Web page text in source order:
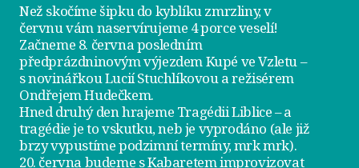
Než skočíme šipku do kyblíku zmrzliny, v
červnu vám naservírujeme 4 porce veselí!
Začneme 8. června posledním
předprázdninovým výjezdemKupé ve Vzletu–
s novinářkou Lucií Stuchlíkovou a režisérem
Ondřejem Hudečkem.
Hned druhý den hrajeme Tragédii Liblice– a
tragédie je to vskutku, neb je vyprodáno (ale již
brzy vypustíme podzimní termíny, mrk mrk).
20. června budeme s Kabaretem improvizovat